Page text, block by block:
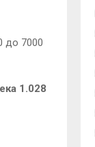
до 7000
1.028